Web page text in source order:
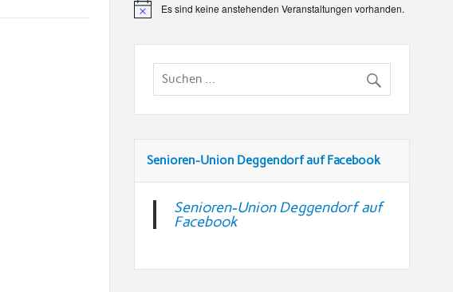
Es sind keine anstehenden Veranstaltungen vorhanden.
Senioren-Union Deggendorf auf Facebook
Senioren-Union Deggendorf auf
Facebook